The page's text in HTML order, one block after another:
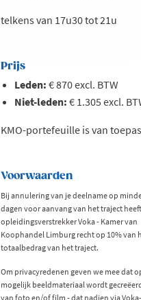
telkens van 17u30 tot 21u
Prijs
Leden: € 870 excl. BTW
Niet-leden: € 1.305 excl.
KMO-portefeuille is van
Voorwaarden
Bij annulering van je deelname op
dagen voor aanvang van het traject
opleidingsverstrekker Voka - Kamer van
Koophandel Limburg recht op 10% van
totaalbedrag van het traject.
Om privacyredenen geven we mee dat
mogelijk beeldmateriaal wordt
van foto en/of film - dat nadien via Voka-